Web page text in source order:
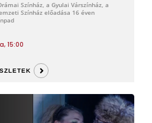
Színház, a Gyulai Várszínház, a
Színház előadása 16 éven
15:00